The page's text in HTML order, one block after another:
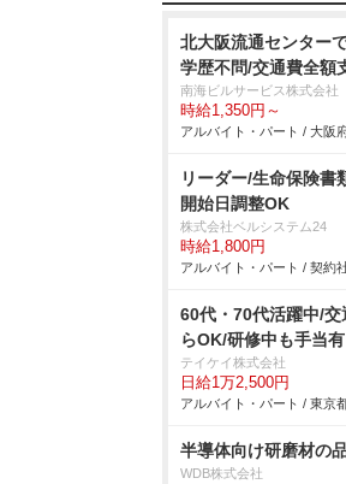
北大阪流通センター
学歴不問/交通費全額
南海ビルサービス株式会社
時給1,350円～
アルバイト・パート / 大阪
リーダー/生命保険書
開始日調整OK
株式会社ベルシステム24
時給1,800円
アルバイト・パート / 契約
60代・70代活躍中/
らOK/研修中も手当有
テイケイ株式会社
日給1万2,500円
アルバイト・パート / 東京
半導体向け研磨材の
WDB株式会社